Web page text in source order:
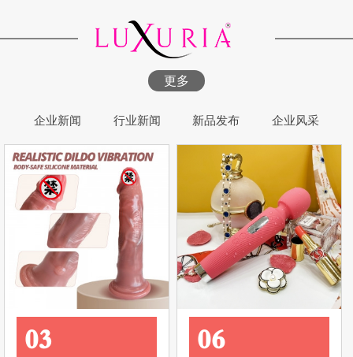
更多
企业新闻 行业新闻 新品发布 企业风采
03 06